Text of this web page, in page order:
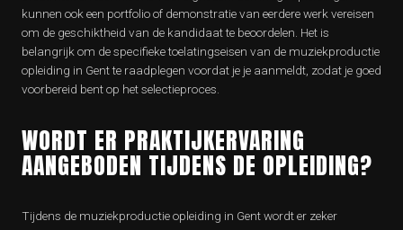
kunnen ook een portfolio of demonstratie van eerdere werk vereisen
om de geschiktheid van de kandidaat te beoordelen. Het is
belangrijk om de specifieke toelatingseisen van de muziekproductie
opleiding in Gent te raadplegen voordat je je aanmeldt, zodat je goed
voorbereid bent op het selectieproces.
WORDT ER PRAKTIJKERVARING
AANGEBODEN TIJDENS DE OPLEIDING?
Tijdens de muziekproductie opleiding in Gent wordt er zeker